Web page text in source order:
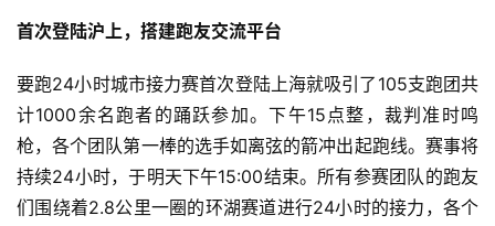
首次登陆沪上，搭建跑友交流平台
要跑24小时城市接力赛首次登陆上海就吸引了105支跑团共
计1000余名跑者的踊跃参加。下午15点整，裁判准时鸣
枪，各个团队第一棒的选手如离弦的箭冲出起跑线。赛事将
持续24小时，于明天下午15:00结束。所有参赛团队的跑友
们围绕着2.8公里一圈的环湖赛道进行24小时的接力，各个